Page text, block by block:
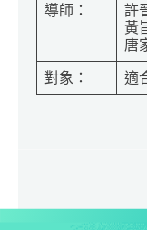
導師：
許
黃
唐
對象：
適